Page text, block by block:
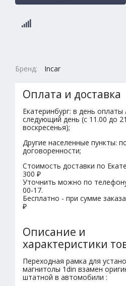
Бренд: Incar
Оплата и доставка
Екатеринбург: в день оплаты
следующий день (с 11.00 до
воскресенья);
Другие населенные пункты:
договоренности;
Стоимость доставки по
300 ₽
Уточнить можно по
00-17.
Бесплатно - при сумме
₽
Описание и
характеристики
Переходная рамка для
магнитолы 1din взамен
штатной в автомобили :